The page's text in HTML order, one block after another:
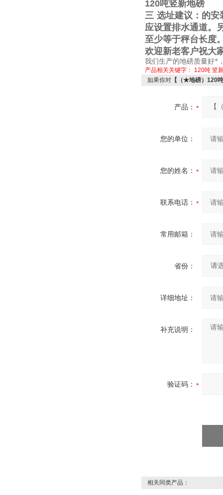
120吨竖新地磅
三 选址建议：的安
应设置排水通道。
至少等于秤台长度
欢迎新老客户祝大
我们生产的地磅质量好*
产品相关关键字： 120吨 竖
如果你对 【（★地磅）120
产品：
您的单位：
您的姓名：
联系电话：
常用邮箱：
省份：
详细地址：
补充说明：
验证码：
相关同类产品：